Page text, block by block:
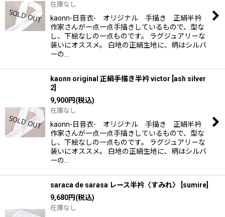
在庫なし
kaonn-日音衣- オリジナル 手描き 正絹半衿
作家さんが一点一点手描きしているもので、型な
し、下絵なしの一点ものです。 ラグジュアリーな
装いにオススメ。 白地の正絹生地に、柄はシルバ
ーの…
kaonn original 正絹手描き半衿 victor ash silver
2
9,900円(税込)
在庫なし
kaonn-日音衣- オリジナル 手描き 正絹半衿
作家さんが一点一点手描きしているもので、型な
し、下絵なしの一点ものです。 ラグジュアリーな
装いにオススメ。 白地の正絹生地に、柄はシルバ
ーの…
saraca de sarasa レース半衿〈すみれ〉 sumire
9,680円(税込)
在庫なし